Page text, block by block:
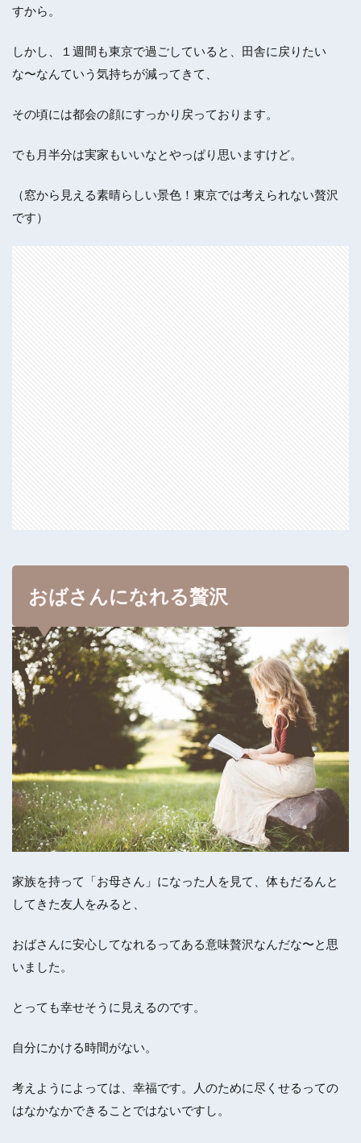
すから。
しかし、１週間も東京で過ごしていると、田舎に戻りたい
な〜なんていう気持ちが減ってきて、
その頃には都会の顔にすっかり戻っております。
でも月半分は実家もいいなとやっぱり思いますけど。
（窓から見える素晴らしい景色！東京では考えられない贅沢
です）
おばさんになれる贅沢
家族を持って「お母さん」になった人を見て、体もだるんと
してきた友人をみると、
おばさんに安心してなれるってある意味贅沢なんだな〜と思
いました。
とっても幸せそうに見えるのです。
自分にかける時間がない。
考えようによっては、幸福です。人のために尽くせるっての
はなかなかできることではないですし。